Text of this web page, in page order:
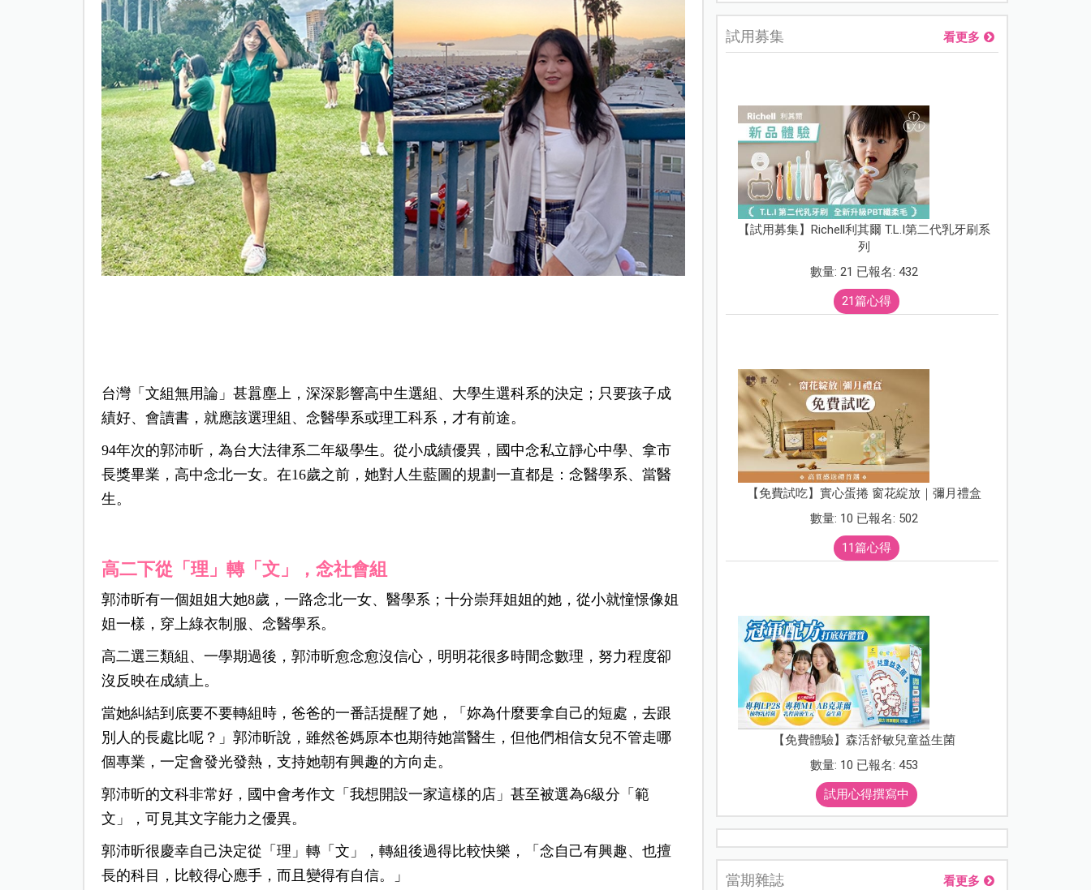
台灣「文組無用論」甚囂塵上，深深影響高中生選組、大學生選科系的決定；只要孩子成
績好、會讀書，就應該選理組、念醫學系或理工科系，才有前途。
94年次的郭沛昕，為台大法律系二年級學生。從小成績優異，國中念私立靜心中學、拿市
長獎畢業，高中念北一女。在16歲之前，她對人生藍圖的規劃一直都是：念醫學系、當醫
生。
高二下從「理」轉「文」，念社會組
郭沛昕有一個姐姐大她8歲，一路念北一女、醫學系；十分崇拜姐姐的她，從小就憧憬像姐
姐一樣，穿上綠衣制服、念醫學系。
高二選三類組、一學期過後，郭沛昕愈念愈沒信心，明明花很多時間念數理，努力程度卻
沒反映在成績上。
當她糾結到底要不要轉組時，爸爸的一番話提醒了她，「妳為什麼要拿自己的短處，去跟
別人的長處比呢？」郭沛昕說，雖然爸媽原本也期待她當醫生，但他們相信女兒不管走哪
個專業，一定會發光發熱，支持她朝有興趣的方向走。
郭沛昕的文科非常好，國中會考作文「我想開設一家這樣的店」甚至被選為6級分「範
文」，可見其文字能力之優異。
郭沛昕很慶幸自己決定從「理」轉「文」，轉組後過得比較快樂，「念自己有興趣、也擅
長的科目，比較得心應手，而且變得有自信。」
試用募集 看更多
【試用募集】Richell利其爾 T.L.I第二代乳牙刷系
列
數量: 21 已報名: 432
21篇心得
【免費試吃】實心蛋捲 窗花綻放｜彌月禮盒
數量: 10 已報名: 502
11篇心得
【免費體驗】森活舒敏兒童益生菌
數量: 10 已報名: 453
試用心得撰寫中
當期雜誌 看更多